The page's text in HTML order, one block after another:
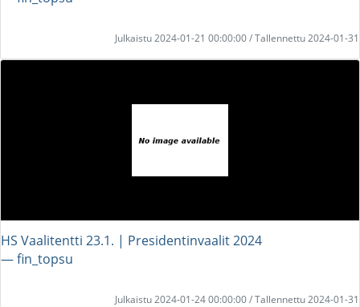
Julkaistu 2024-01-21 00:00:00 / Tallennettu 2024-01-31
HS Vaalitentti 23.1. | Presidentinvaalit 2024
― fin_topsu
Julkaistu 2024-01-24 00:00:00 / Tallennettu 2024-01-31